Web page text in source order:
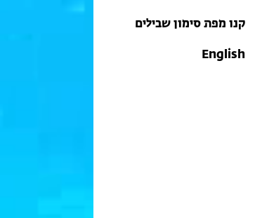
קנו מפת סימון שבילים
English